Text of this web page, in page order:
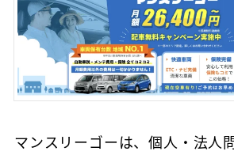
マンスリーゴーは、個人・法人